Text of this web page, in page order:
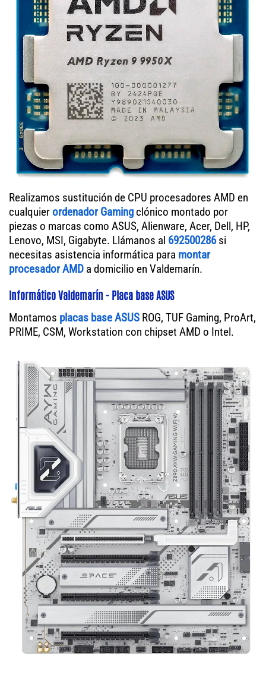
Realizamos sustitución de CPU procesadores AMD en
cualquierordenador Gaming clónico montado por
piezas o marcas como ASUS, Alienware, Acer, Dell, HP,
Lenovo, MSI, Gigabyte. Llámanos al 692500286si
necesitas asistencia informática para montar
procesador AMD a domicilio en Valdemarín.
Informático Valdemarín - Placa base ASUS
Montamos placas base ASUS ROG, TUF Gaming, ProArt,
PRIME, CSM, Workstation con chipset AMD o Intel.